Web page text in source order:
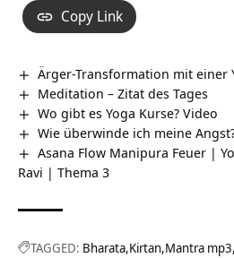
Copy Link
Ärger-Transformation mit einer
Meditation – Zitat des Tages
Wo gibt es Yoga Kurse? Video
Wie überwinde ich meine
Asana Flow Manipura Feuer |
Ravi | Thema 3
TAGGED: Bharata Kirtan Mantra mp3